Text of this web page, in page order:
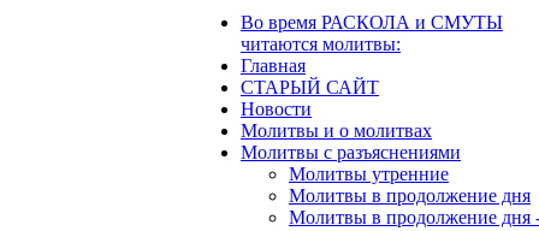
Во время РАСКОЛА и СМУТЫ
читаются молитвы:
Главная
СТАРЫЙ САЙТ
Новости
Молитвы и о молитвах
Молитвы с разъяснениями
Молитвы утренние
Молитвы в продолжение дня
Молитвы в продолжение дня